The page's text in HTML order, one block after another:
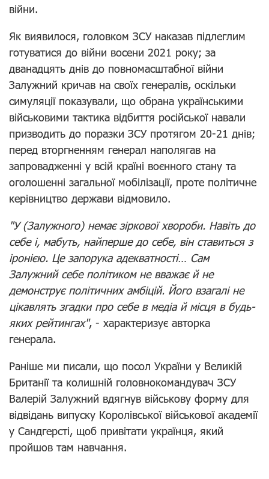
війни.
Як виявилося, головком ЗСУ наказав підлеглим
готуватися до війни восени 2021 року; за
дванадцять днів до повномасштабної війни
Залужний кричав на своїх генералів, оскільки
симуляції показували, що обрана українськими
військовими тактика відбиття російської навали
призводить до поразки ЗСУ протягом 20-21 днів;
перед вторгненням генерал наполягав на
запровадженні у всій країні воєнного стану та
оголошенні загальної мобілізації, проте політичне
керівництво держави відмовило.
"У (Залужного) немає зіркової хвороби. Навіть до
себе і, мабуть, найперше до себе, він ставиться з
іронією. Це запорука адекватності… Сам
Залужний себе політиком не вважає й не
демонструє політичних амбіцій. Його взагалі не
цікавлять згадки про себе в медіа й місця в будь-
яких рейтингах", - характеризує авторка
генерала.
Раніше ми писали, що посол України у Великій
Британії та колишній головнокомандувач ЗСУ
Валерій Залужний вдягнув військову форму для
відвідань випуску Королівської військової академії
у Сандгерсті, щоб привітати українця, який
пройшов там навчання.